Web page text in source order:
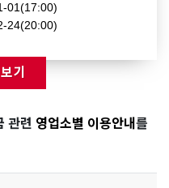
01(17:00)
24(20:00)
기
관련 영업소별 이용안내 를